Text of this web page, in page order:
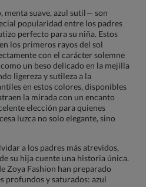
menta suave, azul sutil— son
popularidad entre los padres
perfecto para su niña. Estos
los primeros rayos del sol
con el carácter solemne
un beso delicado en la mejilla
ligereza y sutileza a la
en estos colores, disponibles
la mirada con un encanto
elección para quienes
luzca no solo elegante, sino
a los padres más atrevidos,
su hija cuente una historia única.
Zoya Fashion han preparado
profundos y saturados: azul